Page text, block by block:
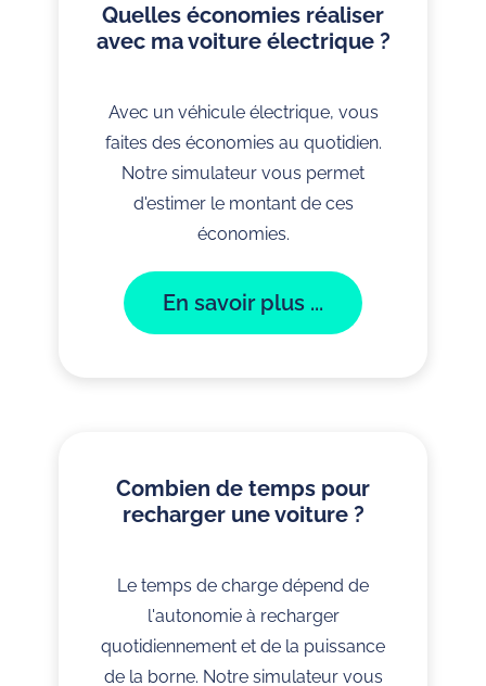
Quelles économies réaliser
avec ma voiture électrique ?
Avec un véhicule électrique, vous
faites des économies au quotidien.
Notre simulateur vous permet
d'estimer le montant de ces
économies.
En savoir plus ...
Combien de temps pour
recharger une voiture ?
Le temps de charge dépend de
l'autonomie à recharger
quotidiennement et de la puissance
de la borne. Notre simulateur vous